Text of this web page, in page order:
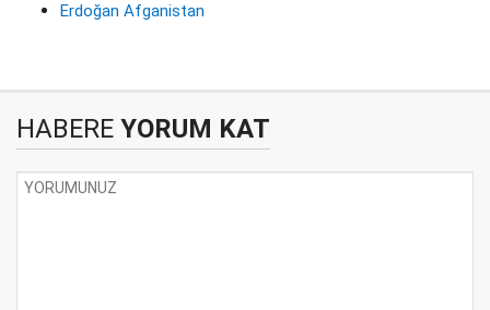
Erdoğan Afganistan
HABERE YORUM KAT